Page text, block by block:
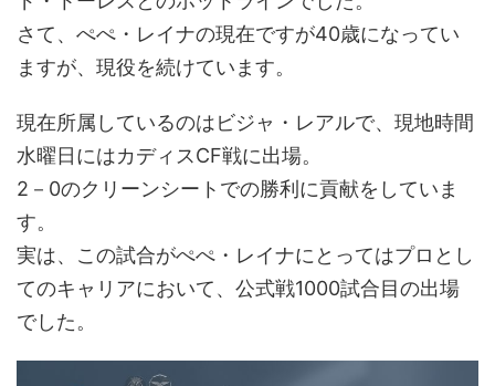
さて、ぺぺ・レイナの現在ですが40歳になってい
ますが、現役を続けています。
現在所属しているのはビジャ・レアルで、現地時間
水曜日にはカディスCF戦に出場。
2－0のクリーンシートでの勝利に貢献をしていま
す。
実は、この試合がぺぺ・レイナにとってはプロとし
てのキャリアにおいて、公式戦1000試合目の出場
でした。